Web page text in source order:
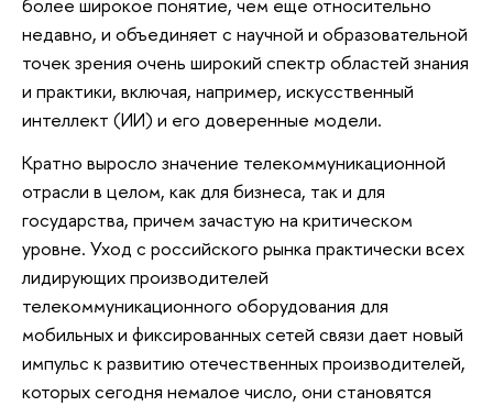
недавно, и объединяет с научной и образовательной
точек зрения очень широкий спектр областей знания
и практики, включая, например, искусственный
интеллект (ИИ) и его доверенные модели.
Кратно выросло значение телекоммуникационной
отрасли в целом, как для бизнеса, так и для
государства, причем зачастую на критическом
уровне. Уход с российского рынка практически всех
лидирующих производителей
телекоммуникационного оборудования для
мобильных и фиксированных сетей связи дает новый
импульс к развитию отечественных производителей,
которых сегодня немалое число, они становятся